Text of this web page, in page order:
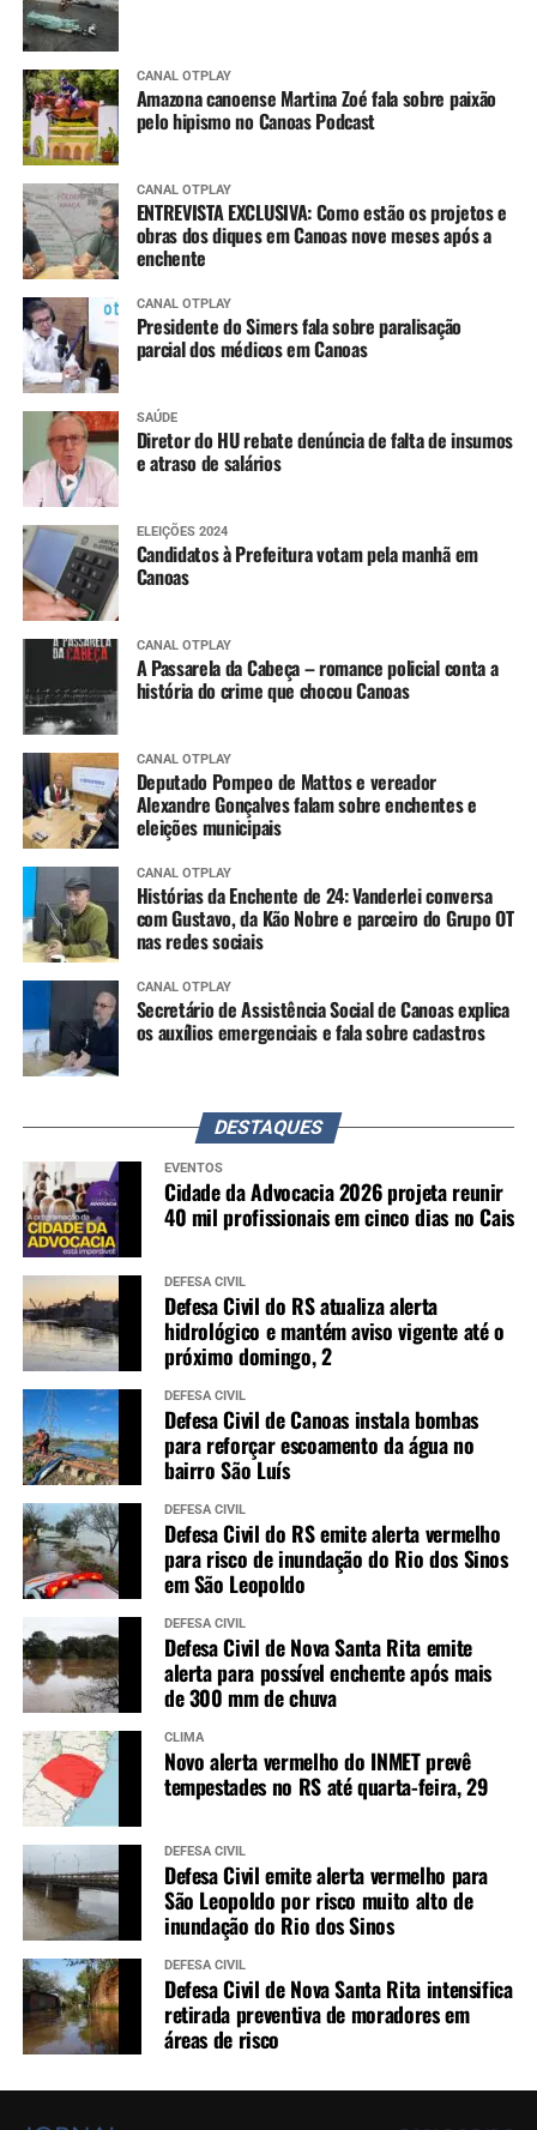
CANAL OTPLAY
Amazona canoense Martina Zoé fala sobre paixão
pelo hipismo no Canoas Podcast
CANAL OTPLAY
ENTREVISTA EXCLUSIVA: Como estão os projetos e
obras dos diques em Canoas nove meses após a
enchente
CANAL OTPLAY
Presidente do Simers fala sobre paralisação
parcial dos médicos em Canoas
SAÚDE
Diretor do HU rebate denúncia de falta de insumos
e atraso de salários
ELEIÇÕES 2024
Candidatos à Prefeitura votam pela manhã em
Canoas
CANAL OTPLAY
A Passarela da Cabeça – romance policial conta a
história do crime que chocou Canoas
CANAL OTPLAY
Deputado Pompeo de Mattos e vereador
Alexandre Gonçalves falam sobre enchentes e
eleições municipais
CANAL OTPLAY
Histórias da Enchente de 24: Vanderlei conversa
com Gustavo, da Kão Nobre e parceiro do Grupo OT
nas redes sociais
CANAL OTPLAY
Secretário de Assistência Social de Canoas explica
os auxílios emergenciais e fala sobre cadastros
DESTAQUES
EVENTOS
Cidade da Advocacia 2026 projeta reunir
40 mil profissionais em cinco dias no Cais
DEFESA CIVIL
Defesa Civil do RS atualiza alerta
hidrológico e mantém aviso vigente até o
próximo domingo, 2
DEFESA CIVIL
Defesa Civil de Canoas instala bombas
para reforçar escoamento da água no
bairro São Luís
DEFESA CIVIL
Defesa Civil do RS emite alerta vermelho
para risco de inundação do Rio dos Sinos
em São Leopoldo
DEFESA CIVIL
Defesa Civil de Nova Santa Rita emite
alerta para possível enchente após mais
de 300 mm de chuva
CLIMA
Novo alerta vermelho do INMET prevê
tempestades no RS até quarta-feira, 29
DEFESA CIVIL
Defesa Civil emite alerta vermelho para
São Leopoldo por risco muito alto de
inundação do Rio dos Sinos
DEFESA CIVIL
Defesa Civil de Nova Santa Rita intensifica
retirada preventiva de moradores em
áreas de risco